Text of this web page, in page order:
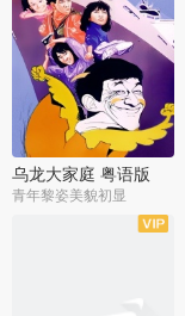
乌龙大家庭 粤语版
青年黎姿美貌初显